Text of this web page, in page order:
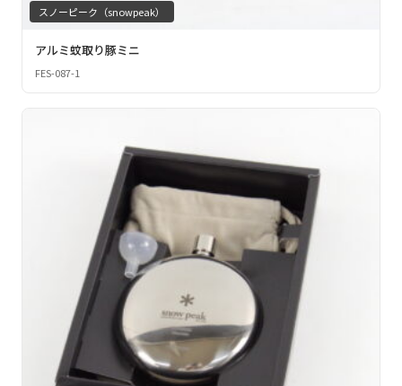
スノーピーク（snowpeak）
アルミ蚊取り豚ミニ
FES-087-1